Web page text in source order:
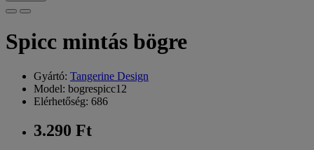
Spicc mintás bögre
Gyártó: Tangerine Design
Model: bogrespicc12
Elérhetőség: 686
3.290 Ft